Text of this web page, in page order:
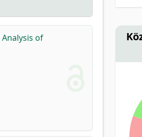
Analysis of